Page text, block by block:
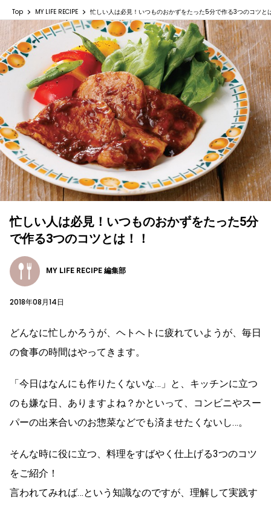
Top MY LIFE RECIPE 忙しい人は必見！いつものおかずをたった5分で作る3つのコツと
忙しい人は必見！いつものおかずをたった5分
で作る3つのコツとは！！
MY LIFE RECIPE 編集部
2018年08月14日
どんなに忙しかろうが、ヘトヘトに疲れていようが、毎日
の食事の時間はやってきます。
「今日はなんにも作りたくないな…」と、キッチンに立つ
のも嫌な日、ありますよね？かといって、コンビニやスー
パーの出来合いのお惣菜などでも済ませたくないし…。
そんな時に役に立つ、料理をすばやく仕上げる3つのコツ
をご紹介！
言われてみれば…という知識なのですが、理解して実践す